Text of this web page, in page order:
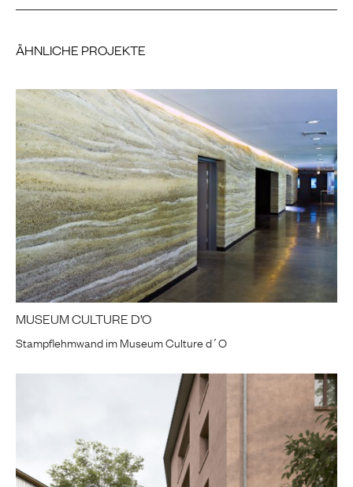
ÄHNLICHE PROJEKTE
MUSEUM CULTURE D’O
Stampflehmwand im Museum Culture d´O